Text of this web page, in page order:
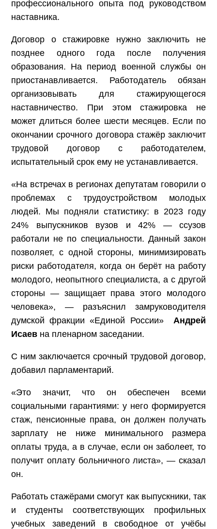
профессионального опыта под руководством
наставника.
Договор о стажировке нужно заключить не
позднее одного года после получения
образования. На период военной службы он
приостанавливается. Работодатель обязан
организовывать для стажирующегося
наставничество. При этом стажировка не
может длиться более шести месяцев. Если по
окончании срочного договора стажёр заключит
трудовой договор с работодателем,
испытательный срок ему не устанавливается.
«На встречах в регионах депутатам говорили о
проблемах с трудоустройством молодых
людей. Мы подняли статистику: в 2023 году
24% выпускников вузов и 42% — ссузов
работали не по специальности. Данный закон
позволяет, с одной стороны, минимизировать
риски работодателя, когда он берёт на работу
молодого, неопытного специалиста, а с другой
стороны — защищает права этого молодого
человека», — разъяснил замруководителя
думской фракции «Единой России» Андрей
Исаев на пленарном заседании.
С ним заключается срочный трудовой договор,
добавил парламентарий.
«Это значит, что он обеспечен всеми
социальными гарантиями: у него формируется
стаж, пенсионные права, он должен получать
зарплату не ниже минимального размера
оплаты труда, а в случае, если он заболеет, то
получит оплату больничного листа», — сказал
он.
Работать стажёрами смогут как выпускники, так
и студенты соответствующих профильных
учебных заведений в свободное от учёбы